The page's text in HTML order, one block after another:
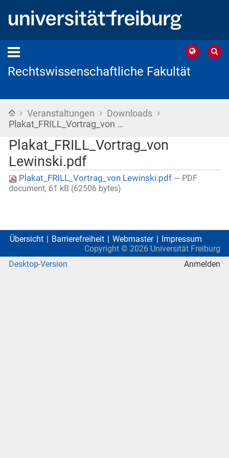
Rechtswissenschaftliche Fakultät
Startseite
› Veranstaltungen › Downloads ›
Plakat_FRILL_Vortrag_von …
Plakat_FRILL_Vortrag_von
Lewinski.pdf
Plakat_FRILL_Vortrag_von Lewinski.pdf — PDF
document, 61 kB (62506 bytes)
Übersicht Barrierefreiheit Webmaster
Impressum
Copyright © 2026 Universität Freiburg
Desktop-Version
Anmelden